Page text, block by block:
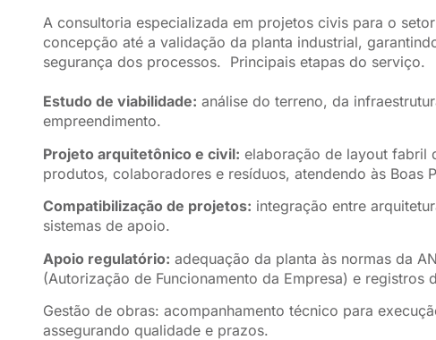
A consultoria especializada em projetos civis para o
concepção até a validação da planta industrial,
segurança dos processos. Principais etapas do serviço.
Estudo de viabilidade: análise do terreno, da
empreendimento.
Projeto arquitetônico e civil: elaboração de layout fabril
produtos, colaboradores e resíduos, atendendo às Boas
Compatibilização de projetos: integração entre
sistemas de apoio.
Apoio regulatório: adequação da planta às normas da
(Autorização de Funcionamento da Empresa) e registros
Gestão de obras: acompanhamento técnico para
assegurando qualidade e prazos.